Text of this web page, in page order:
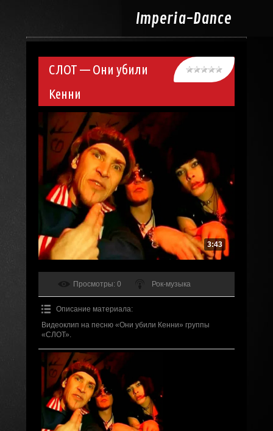
Imperia-Dance
СЛОТ — Они убили
Кенни
3:43
Просмотры: 0 Рок-музыка
Описание материала:
Видеоклип на песню «Они убили Кенни» группы
«СЛОТ».